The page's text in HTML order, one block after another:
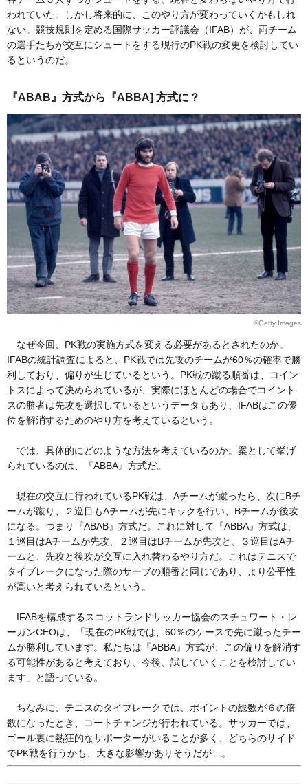
われていた。しかし将来的に、このやり方が変わっていくかもしれ
ない。競技規則を定める国際サッカー評議会（IFAB）が、両チーム
の選手たちが交互にシュートをする現行のPK戦の変更を検討してい
るというのだ。
『ABAB』方式から『ABBA] 方式に？
©Getty Images
なぜ今回、PK戦の実施方式を変える必要があるとされたのか。
IFABの統計調査によると、PK戦では先攻のチームが60％の確率で勝
利しており、偏りが生じているという。PK戦の蹴る順番は、コイン
トスによって決められているが、実際にほとんどの場合でコイント
スの勝者は先攻を選択しているというデータもあり、IFABはこの優
位を解消するためのやり方を考えているという。
では、具体的にどのような方法を考えているのか。案として挙げ
られているのは、『ABBA』方式だ。
現在の交互に行われているPK戦は、Aチームが蹴ったら、次にBチ
ームが蹴り、２巡目もAチームが先にキックを行い、Bチームが後攻
になる。つまり『ABAB』方式だ。これに対して『ABBA』方式は、
１巡目はAチームが先攻、２巡目はBチームが先攻と、３巡目はAチ
ームと、先攻と後攻が交互に入れ替わるやり方だ。これはテニスで
タイブレークになった際のサーブの順番と同じであり、より公平性
が高いと考えられているという。
IFABを構成するスコットランドサッカー協会のスチュワート・レ
ーガンCEOは、「現在のPK戦では、60％のケースで先に蹴ったチー
ムが勝利しています。私たちは『ABBA』方式が、この偏りを解消す
る可能性があると考えており、今後、試していくことを検討してい
ます」と語っている。
ちなみに、テニスのタイブレークでは、ポイントの総数が６の倍
数になったとき、コートチェンジが行われている。サッカーでは、
ゴール裏に熱狂的なサポーターがいることが多く、どちらのサイド
でPK戦を行うかも、大きな影響がありそうだが…。